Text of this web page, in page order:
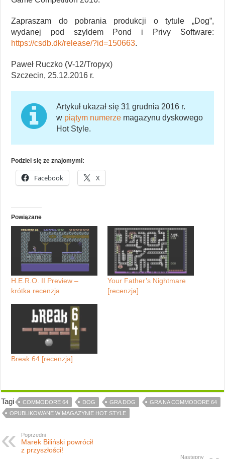
Zapraszam do pobrania produkcji o tytule „Dog”,
wydanej pod szyldem Pond i Privy Software:
https://csdb.dk/release/?id=150663.
Paweł Ruczko (V-12/Tropyx)
Szczecin, 25.12.2016 r.
Artykuł ukazał się 31 grudnia 2016 r.
w piątym numerze magazynu dyskowego
Hot Style.
Podziel się ze znajomymi:
Facebook X
Powiązane
H.E.R.O. II Preview –
krótka recenzja
Your Father’s Nightmare
[recenzja]
Break 64 [recenzja]
Tagi COMMODORE 64 DOG GRA DOG
GRA NA COMMODORE 64
OPUBLIKOWANE W MAGAZYNIE HOT STYLE
Poprzedni
Marek Biliński powrócił
z przyszłości!
Następny